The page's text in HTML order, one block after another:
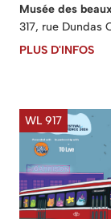
Musée des
317, rue Dundas
PLUS D'INFOS
WL 917